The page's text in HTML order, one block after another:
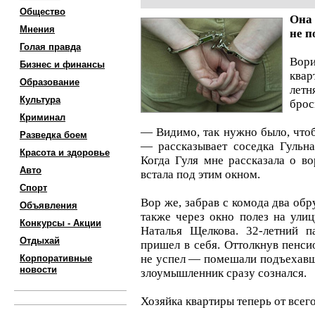
Общество
Мнения
Голая правда
Бизнес и финансы
Образование
Культура
Криминал
Разведка боем
Красота и здоровье
Авто
Спорт
Объявления
Конкурсы - Акции
Отдыхай
Корпоративные
новости
Она
не
— Видимо, так нужно было,
— рассказывает соседка
Когда Гуля мне рассказала о
встала под этим окном.
Вор же, забрав с комода два
также через окно полез на
Наталья Щелкова. 32-летний
пришел в себя. Оттолкнув
не успел — помешали
злоумышленник сразу сознался.
Хозяйка квартиры теперь от